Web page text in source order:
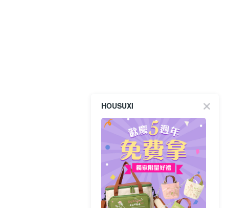
HOUSUXI